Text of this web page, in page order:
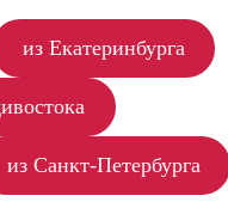
из Екатеринбурга
из Санкт-Петербурга